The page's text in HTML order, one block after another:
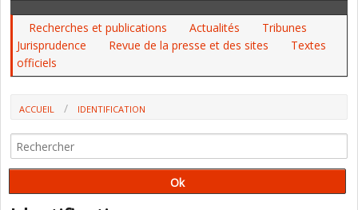
Recherches et publications Actualités
Tribunes
Jurisprudence
Revue de la presse et des sites
Textes
officiels
ACCUEIL IDENTIFICATION